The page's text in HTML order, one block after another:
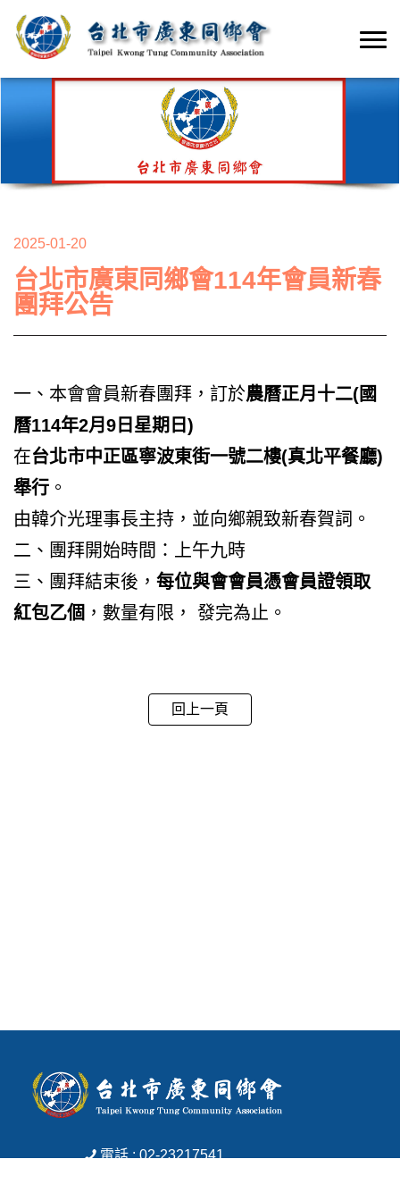
2025-01-20
台北市廣東同鄉會114年會員新春
團拜公告
一、本會會員新春團拜，訂於農曆正月十二(國
曆114年2月9日星期日)
在台北市中正區寧波東街一號二樓(真北平餐廳)
舉行 。
由韓介光理事長主持，並向鄉親致新春賀詞。
二、團拜開始時間：上午九時
三、團拜結束後， 每位與會會員憑會員證領取
紅包乙個 ，數量有限， 發完為止。
回上一頁
電話 : 02-23217541